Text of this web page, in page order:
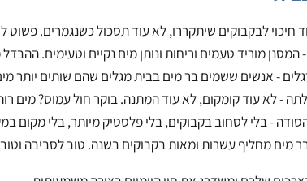
לבקבוקים שיתקררו, לא עוד תסכול כשנגמרים. פשוט
טעמים וריחות ונותן מים נקיים וטעימים. ההבדל
ששמים בר מים בבית מגלים שהם שותים יותר מים. זה